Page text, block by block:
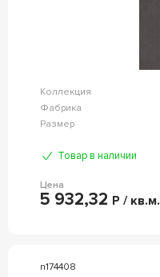
Коллекция
Фабрика
Размер
Товар в наличии
Цена
5 932,32 Р / кв.м.
n174408